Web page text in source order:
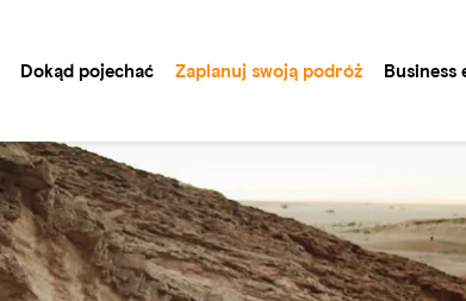
Dokąd pojechać Zaplanuj swoją podróż Business